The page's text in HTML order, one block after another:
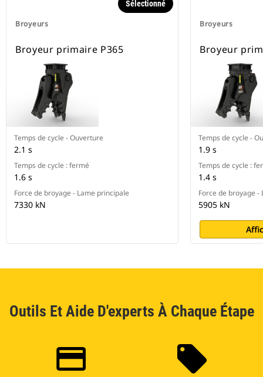
Broyeurs
Sélectionné
Broyeur primaire P365
Temps de cycle - Ouverture
2.1 s
Temps de cycle : fermé
1.6 s
Force de broyage - Lame principale
7330 kN
Broyeurs
Broyeur
Temps de cycle -
1.9 s
Temps de cycle :
1.4 s
Force de broyage
5905 kN
Outils Et Aide D'experts À Chaque Étape